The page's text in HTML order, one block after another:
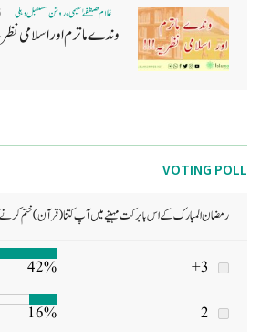
غلام مصطفےٰ نعیمی، روشن مستقبل دہلی
وندے ماترم اور اسلامی
VOTING POLL
رمضان المبارک کے اس بابرکت مہینے میں آپ کتنا (قرآن) ختم کرنے
3+
42%
2
16%